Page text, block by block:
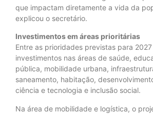
que impactam diretamente a vida da
explicou o secretário.
Investimentos em áreas prioritárias
Entre as prioridades previstas para
investimentos nas áreas de saúde,
pública, mobilidade urbana,
saneamento, habitação,
ciência e tecnologia e inclusão social.
Na área de mobilidade e logística, o